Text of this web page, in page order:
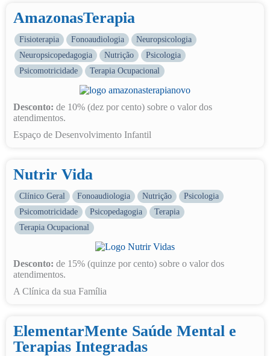
AmazonasTerapia
Fisioterapia Fonoaudiologia
Neuropsicologia
Neuropsicopedagogia
Nutrição
Psicologia
Psicomotricidade
Terapia Ocupacional
Desconto: de 10% (dez por cento) sobre o valor dos
atendimentos.
Espaço de Desenvolvimento Infantil
Nutrir Vida
Clínico Geral Fonoaudiologia Nutrição
Psicologia
Psicomotricidade
Psicopedagogia
Terapia
Terapia Ocupacional
Desconto: de 15% (quinze por cento) sobre o valor dos
atendimentos.
A Clínica da sua Família
ElementarMente Saúde Mental e
Terapias Integradas